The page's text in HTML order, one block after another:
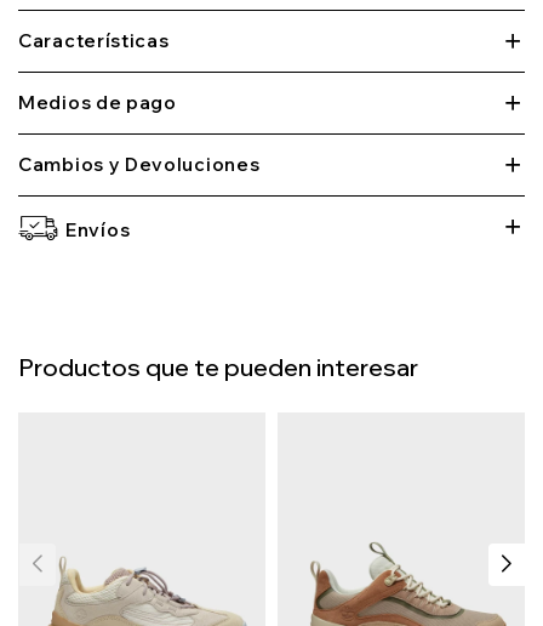
Características
Medios de pago
Cambios y Devoluciones
Envíos
Productos que te pueden interesar